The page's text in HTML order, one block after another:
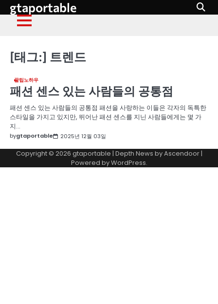
Skip
to
content
gtaportable
[태그:] 트렌드
꿀팁노하우
패션 센스 있는 사람들의 공통점
패션 센스 있는 사람들의 공통점 패션을 사랑하는 이들은 각자의 독특한
스타일을 가지고 있지만, 뛰어난 패션 센스를 지닌 사람들에게는 몇 가
지…
bygtaportable 2025년 12월 03일
Copyright © 2026 gtaportable | Depth News byAscendoor|
Powered byWordPress.